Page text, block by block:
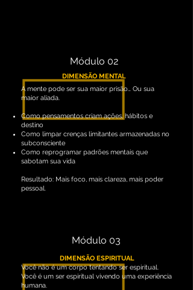
DIMENSÃO MENTAL
A mente pode ser sua maior prisão… Ou sua
maior aliada.
Como pensamentos criam ações, hábitos e
destino
Como limpar crenças limitantes armazenadas no
subconsciente
Como reprogramar padrões mentais que
sabotam sua vida
Resultado: Mais foco, mais clareza, mais poder
pessoal.
Módulo 02
DIMENSÃO ESPIRITUAL
Você não é um corpo tentando ser espiritual.
Você é um ser espiritual vivendo uma experiência
humana.
Módulo 03